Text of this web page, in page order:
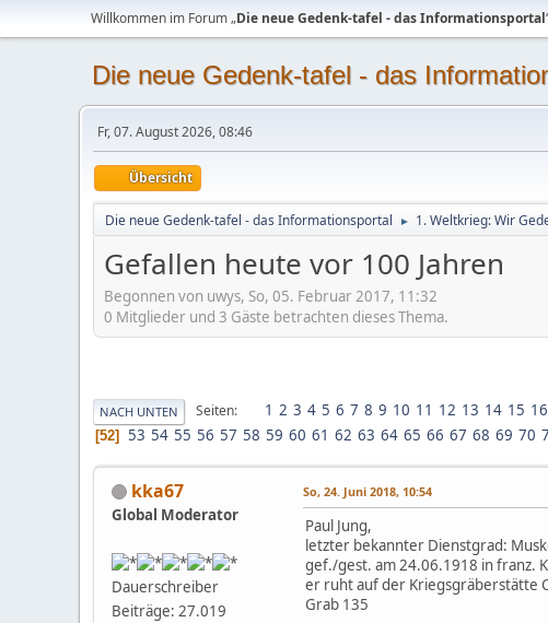
Willkommen im Forum „Die neue Gedenk-tafel - das Informationsportal
Die neue Gedenk-tafel - das
Fr, 07. August 2026, 08:46
Übersicht
Die neue Gedenk-tafel - das Informationsportal ► 1. Weltkrieg: Wir
Gefallen heute vor 100 Jahren
Begonnen von uwys, So, 05. Februar 2017, 11:32
0 Mitglieder und 3 Gäste betrachten dieses Thema.
NACH UNTEN Seiten 1 2 3 4 5 6 7 8 9 10 11 12 13 14 15 16
52 53 54 55 56 57 58 59 60 61 62 63 64 65 66 67 68 69 70
kka67
Global Moderator
Dauerschreiber
Beiträge: 27.019
So, 24. Juni 2018, 10:54
Paul Jung,
letzter bekannter Dienstgrad:
gef./gest. am 24.06.1918 in franz.
er ruht auf der Kriegsgräberstätte
Grab 135